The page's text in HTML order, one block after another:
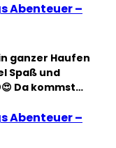
Abenteuer –
ganzer Haufen
Spaß und
Da kommst…
Abenteuer –